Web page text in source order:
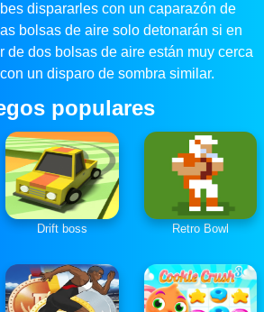
dispararles con un caparazón de
bolsas de aire solo detonarán si en
de dos bolsas de aire están muy cerca
un disparo de sombra similar.
populares
Drift boss Retro Bowl